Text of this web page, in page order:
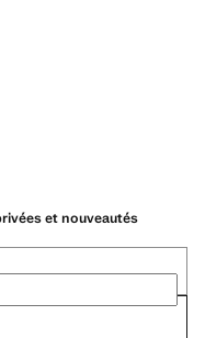
et nouveautés